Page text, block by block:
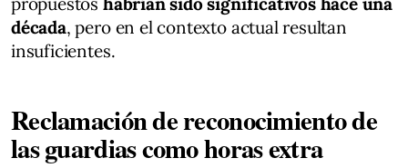
década, pero en el contexto actual resultan
insuficientes.
Reclamación de reconocimiento de
las guardias como horas extra